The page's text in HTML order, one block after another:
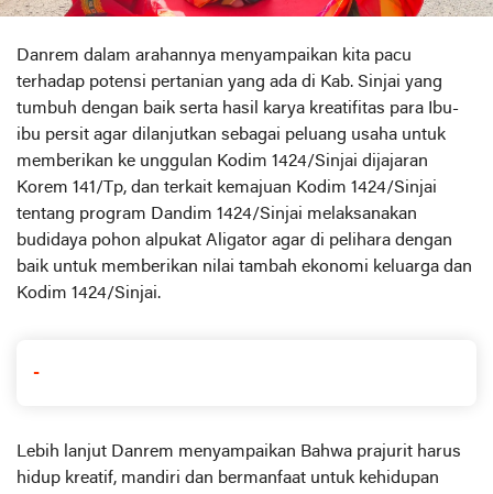
Danrem dalam arahannya menyampaikan kita pacu
terhadap potensi pertanian yang ada di Kab. Sinjai yang
tumbuh dengan baik serta hasil karya kreatifitas para Ibu-
ibu persit agar dilanjutkan sebagai peluang usaha untuk
memberikan ke unggulan Kodim 1424/Sinjai dijajaran
Korem 141/Tp, dan terkait kemajuan Kodim 1424/Sinjai
tentang program Dandim 1424/Sinjai melaksanakan
budidaya pohon alpukat Aligator agar di pelihara dengan
baik untuk memberikan nilai tambah ekonomi keluarga dan
Kodim 1424/Sinjai.
-
Lebih lanjut Danrem menyampaikan Bahwa prajurit harus
hidup kreatif, mandiri dan bermanfaat untuk kehidupan